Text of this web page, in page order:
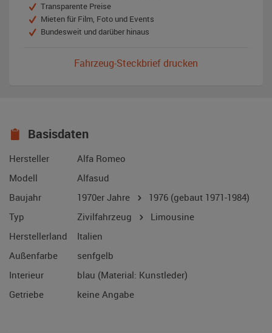
Transparente Preise
Mieten für Film, Foto und Events
Bundesweit und darüber hinaus
Fahrzeug-Steckbrief drucken
Basisdaten
Hersteller
Alfa Romeo
Modell
Alfasud
Baujahr
1970er Jahre 1976 (gebaut 1971-1984)
Typ
Zivilfahrzeug
Limousine
Herstellerland
Italien
Außenfarbe
senfgelb
Interieur
blau (Material: Kunstleder)
Getriebe
keine Angabe